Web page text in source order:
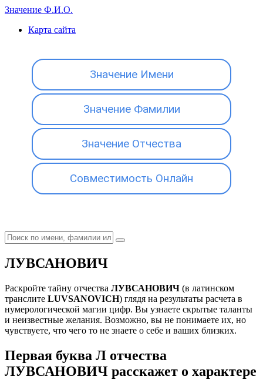
Значение Ф.И.О.
Карта сайта
Значение Имени
Значение Фамилии
Значение Отчества
Совместимость Онлайн
ЛУВСАНОВИЧ
Раскройте тайну отчества ЛУВСАНОВИЧ (в латинском
транслите LUVSANOVICH) глядя на результаты расчета в
нумерологической магии цифр. Вы узнаете скрытые таланты
и неизвестные желания. Возможно, вы не понимаете их, но
чувствуете, что чего то не знаете о себе и ваших близких.
Первая буква Л отчества
ЛУВСАНОВИЧ расскажет о характере